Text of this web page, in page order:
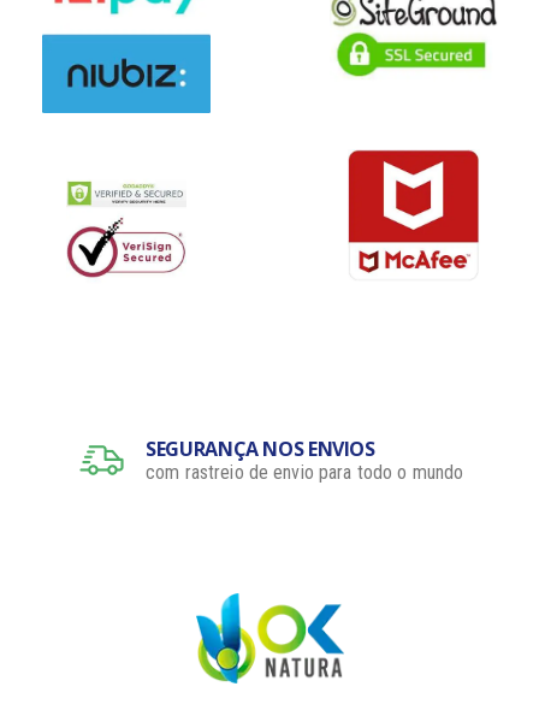
SEGURANÇA NOS ENVIOS
com rastreio de envio para todo o mundo